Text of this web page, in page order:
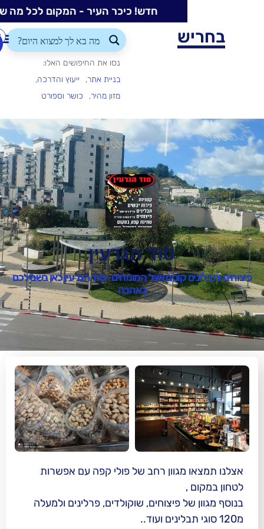
חדש! כיכר העיר - המקום לכל מה שקורה בעיר
ייעוץ והדרכה
כושר וספורט
התחברות/הרשמה
הוספת
עסק
סוד הגרעין
קונים אצל המומחים- סוד הגרעין כאן בשבילכם
באהבה
רחב של פולי קפה עם אפשרות
פיצוחים, שוקולדים, פרלינים ולמעלה